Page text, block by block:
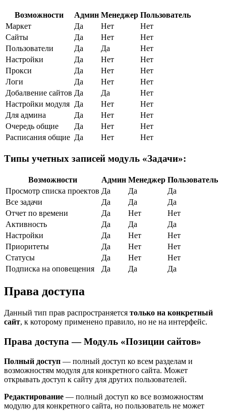
Возможности Админ Менеджер Пользователь
Маркет
Да Нет
Нет
Сайты
Да Нет
Нет
Пользователи
Да Да
Нет
Настройки
Да Нет
Нет
Прокси
Да Нет
Нет
Логи
Да Нет
Нет
Добалвение сайтов Да Да
Нет
Настройки модуля Да Нет
Нет
Для админа
Да Нет
Нет
Очередь общие
Да Нет
Нет
Расписания общие Да Нет Нет
Типы учетных записей модуль «Задачи»:
Возможности Админ Менеджер Пользователь
Просмотр списка проектов Да Да
Да
Все задачи
Да Да
Да
Отчет по времени
Да Нет
Нет
Активность
Да Да
Да
Настройки
Да Нет
Нет
Приоритеты
Да Нет
Нет
Статусы
Да Нет
Нет
Подписка на оповещения
Да Да Да
Права доступа
Данный тип прав распространяется только на конкретный
сайт, к которому применено правило, но не на интерфейс.
Права доступа — Модуль «Позиции сайтов»
Полный доступ — полный доступ ко всем разделам и
возможностям модуля для конкретного сайта. Может
открывать доступ к сайту для других пользователей.
Редактирование — полный доступ ко все возможностям
модулю для конкретного сайта, но пользователь не может